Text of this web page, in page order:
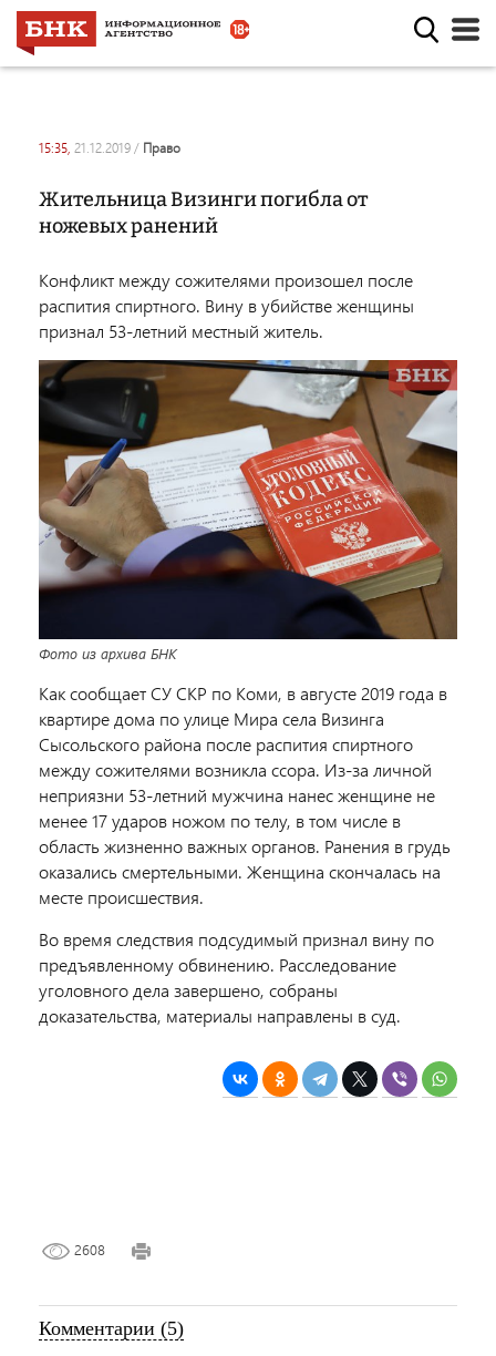
15:35, 21.12.2019 / право
Жительница Визинги погибла от
ножевых ранений
Конфликт между сожителями произошел после
распития спиртного. Вину в убийстве женщины
признал 53-летний местный житель.
Фото из архива БНК
Как сообщает СУ СКР по Коми, в августе 2019 года в
квартире дома по улице Мира села Визинга
Сысольского района после распития спиртного
между сожителями возникла ссора. Из-за личной
неприязни 53-летний мужчина нанес женщине не
менее 17 ударов ножом по телу, в том числе в
область жизненно важных органов. Ранения в грудь
оказались смертельными. Женщина скончалась на
месте происшествия.
Во время следствия подсудимый признал вину по
предъявленному обвинению. Расследование
уголовного дела завершено, собраны
доказательства, материалы направлены в суд.
2608
Комментарии (5)